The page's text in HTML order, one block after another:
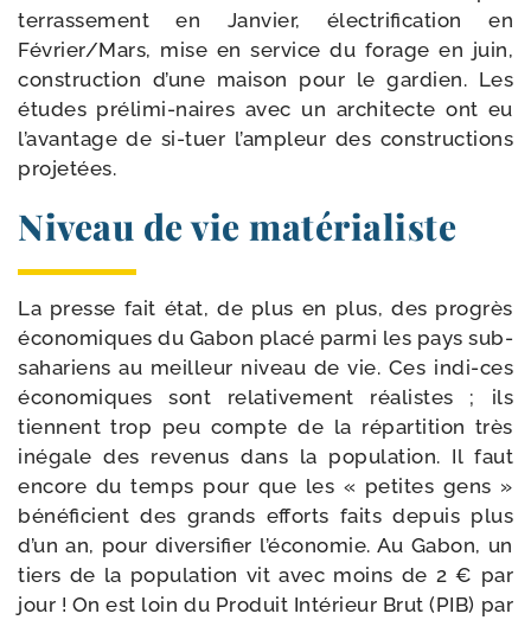
ter­ras­se­ment en Janvier, élec­tri­fi­ca­tion en
Février/​Mars, mise en ser­vice du forage en juin,
construc­tion d’une mai­son pour le gar­dien. Les
études prélimi-​naires avec un archi­tecte ont eu
l’avantage de si-​tuer l’ampleur des construc­tions
projetées.
Niveau de vie matérialiste
La presse fait état, de plus en plus, des pro­grès
éco­no­miques du Gabon pla­cé par­mi les pays sub-​
sahariens au meilleur niveau de vie. Ces indi-​ces
éco­no­miques sont rela­ti­ve­ment réa­listes ; ils
tiennent trop peu compte de la répar­ti­tion très
inégale des reve­nus dans la popu­la­tion. Il faut
encore du temps pour que les « petites gens »
béné­fi­cient des grands efforts faits depuis plus
d’un an, pour diver­si­fier l’économie. Au Gabon, un
tiers de la popu­la­tion vit avec moins de 2 € par
jour ! On est loin du Produit Intérieur Brut (PIB) par